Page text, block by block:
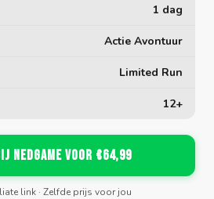
1 dag
Actie Avontuur
Limited Run
12+
Nedgame voor €64,99
link · Zelfde prijs voor jou